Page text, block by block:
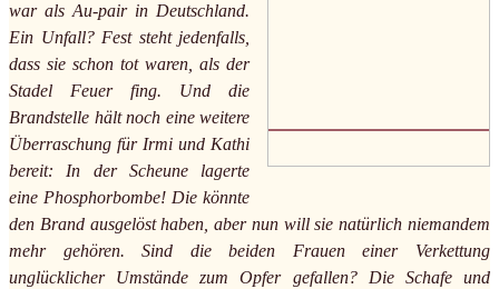
war als Au-pair in Deutschland.
Ein Unfall? Fest steht jedenfalls,
dass sie schon tot waren, als der
Stadel Feuer fing. Und die
Brandstelle hält noch eine weitere
Überraschung für Irmi und Kathi
bereit: In der Scheune lagerte
eine Phosphorbombe! Die könnte
den Brand ausgelöst haben, aber nun will sie natürlich niemandem
mehr gehören. Sind die beiden Frauen einer Verkettung
unglücklicher Umstände zum Opfer gefallen? Die Schafe und